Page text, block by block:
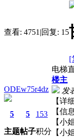
查看: 4751 |回复: 15
[
ODEw75r4dz
5
主题
5
帖子
153
积分
电梯
楼主
发
【
【
【
【